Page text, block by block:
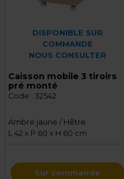
DISPONIBLE SUR
COMMANDE
NOUS CONSULTER
Caisson mobile 3 tiroirs
pré monté
Code : 32542
Ambre jaune / Hêtre
L 42 x P 60 x H 60 cm
Sur commande